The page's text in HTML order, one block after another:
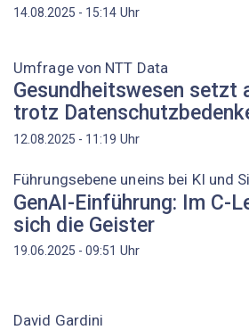
14.08.2025 - 15:14 Uhr
Umfrage von NTT Data
Gesundheitswesen setzt
trotz
12.08.2025 - 11:19 Uhr
Führungsebene uneins bei KI und
GenAI-Einführung: Im C-
sich die Geister
19.06.2025 - 09:51 Uhr
David Gardini